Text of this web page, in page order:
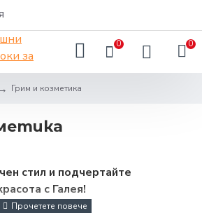
0 0
Грим и козметика
стил и подчертайте
с Галея!
обикаляте по магазините, за да